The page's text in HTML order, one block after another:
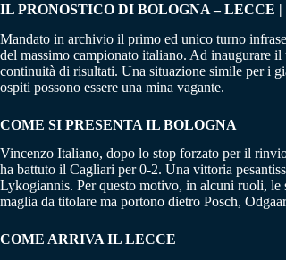
IL PRONOSTICO DI BOLOGNA – LECCE |
Mandato in archivio il primo ed unico turno
del massimo campionato italiano. Ad inaugurare
continuità di risultati. Una situazione simile per i
ospiti possono essere una mina vagante.
COME SI PRESENTA IL BOLOGNA
Vincenzo Italiano, dopo lo stop forzato per il
ha battuto il Cagliari per 0-2. Una vittoria
Lykogiannis. Per questo motivo, in alcuni ruoli, le
maglia da titolare ma portono dietro Posch,
COME ARRIVA IL LECCE